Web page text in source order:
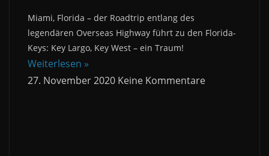
Miami, Florida – der Roadtrip entlang des
legendären Overseas Highway führt zu den Florida-
Keys: Key Largo, Key West – ein Traum!
Weiterlesen »
27. November 2020 Keine Kommentare